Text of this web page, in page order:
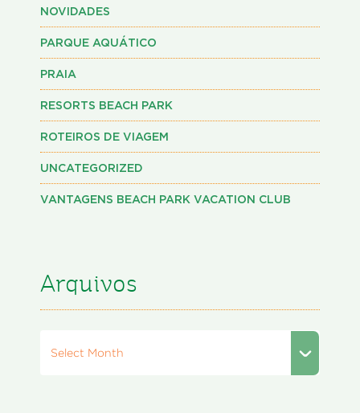
NOVIDADES
PARQUE AQUÁTICO
PRAIA
RESORTS BEACH PARK
ROTEIROS DE VIAGEM
UNCATEGORIZED
VANTAGENS BEACH PARK VACATION CLUB
Arquivos
Select Month